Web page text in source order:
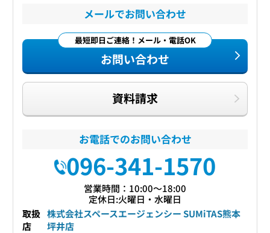
メールでお問い合わせ
最短即日ご連絡！メール・電話OK
お問い合わせ
資料請求
お電話でのお問い合わせ
096-341-1570
営業時間：10:00〜18:00
定休日:火曜日・水曜日
取扱
店
株式会社スペースエージェンシー SUMiTAS熊本
坪井店